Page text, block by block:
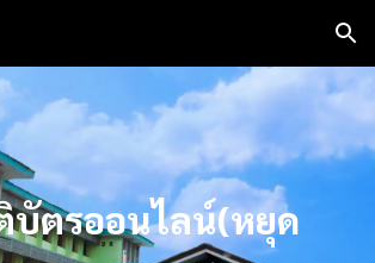
Skip to navigation
บัตรออนไลน์(หยุด